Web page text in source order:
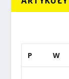
P W